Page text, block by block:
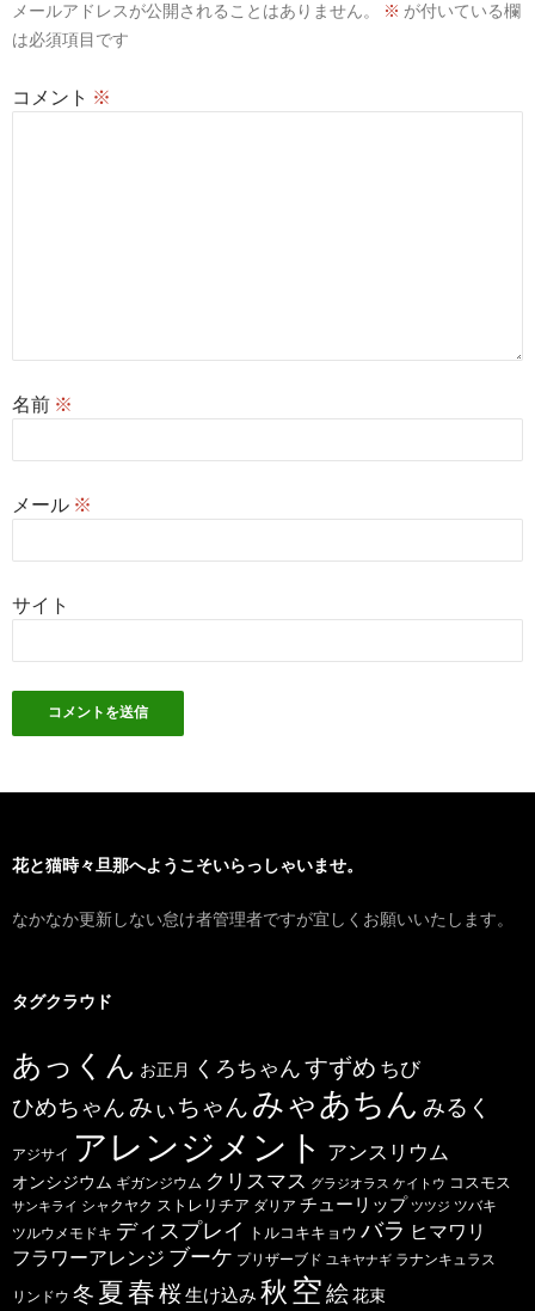
ョ
メールアドレスが公開されることはありません。 ※ が付いている欄
は必須項目です
コメント ※
名前 ※
メール ※
サイト
花と猫時々旦那へようこそいらっしゃいませ。
なかなか更新しない怠け者管理者ですが宜しくお願いいたします。
タグクラウド
あっくん お正月 くろちゃんすずめ ちび
ひめちゃんみぃちゃん みゃあちん みるく
アジサイ アレンジメント アンスリウム
オンシジウム ギガンジウム クリスマス グラジオラス ケイトウ コスモス
サンキライ シャクヤク ストレリチア ダリア チューリップ ツツジ ツバキ
ツルウメモドキ ディスプレイ トルコキキョウ バラ ヒマワリ
フラワーアレンジ ブーケ プリザーブド ユキヤナギ ラナンキュラス
リンドウ 冬 夏春桜生け込み 秋 空絵花束